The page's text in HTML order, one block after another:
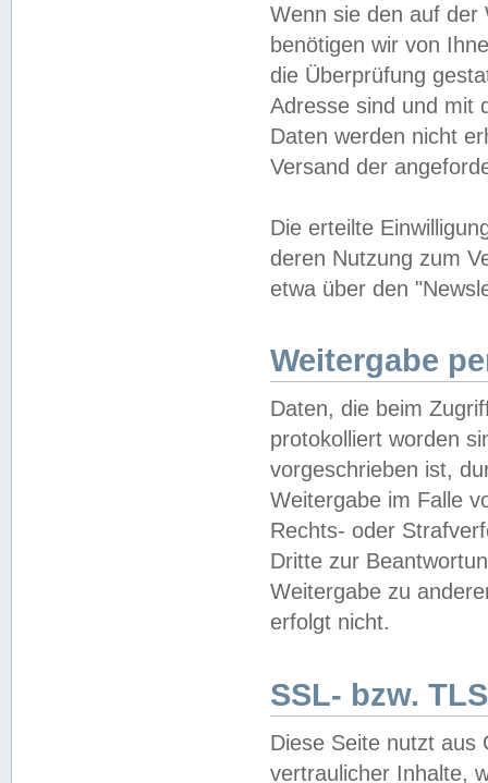
Wenn sie den auf der
benötigen wir von
die Überprüfung
Adresse sind und mit
Daten werden nicht
Versand der
Die erteilte
deren Nutzung zum
etwa über den
Weitergabe
Daten, die beim
protokolliert worden
vorgeschrieben ist,
Weitergabe im Falle
Rechts- oder
Dritte zur
Weitergabe zu
erfolgt nicht.
SSL- bzw.
Diese Seite nutzt aus
vertraulicher Inhalte,